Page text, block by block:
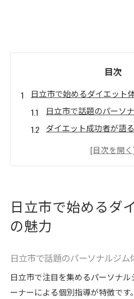
目次
日立市で始めるダイエット
日立市で話題のパーソ
ダイエット成功者が語
日立市内ジム体験で始
歩
パーソナルジム選びで理想
ダイエット成功のため
び方
日立市で始めるダ
の魅力
日立市で話題のパーソナルジム
日立市で注目を集めるパーソナ
ーナーによる個別指導が特徴で